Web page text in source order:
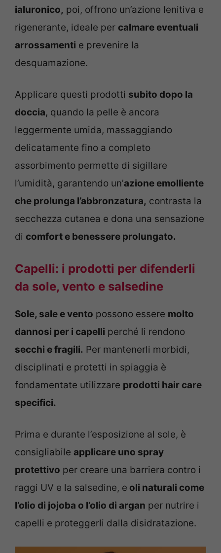
ialuronico, poi, offrono un’azione lenitiva e
rigenerante, ideale per calmare eventuali
arrossamenti e prevenire la
desquamazione.
Applicare questi prodotti subito dopo la
doccia, quando la pelle è ancora
leggermente umida, massaggiando
delicatamente fino a completo
assorbimento permette di sigillare
l’umidità, garantendo un’azione emolliente
che prolunga l’abbronzatura, contrasta la
secchezza cutanea e dona una sensazione
di comfort e benessere prolungato.
Capelli: i prodotti per difenderli
da sole, vento e salsedine
Sole, sale e vento possono essere molto
dannosi per i capelli perché li rendono
secchi e fragili. Per mantenerli morbidi,
disciplinati e protetti in spiaggia è
fondamentate utilizzare prodotti hair care
specifici.
Prima e durante l’esposizione al sole, è
consigliabile applicare uno spray
protettivo per creare una barriera contro i
raggi UV e la salsedine, e oli naturali come
l’olio di jojoba o l’olio di argan per nutrire i
capelli e proteggerli dalla disidratazione.